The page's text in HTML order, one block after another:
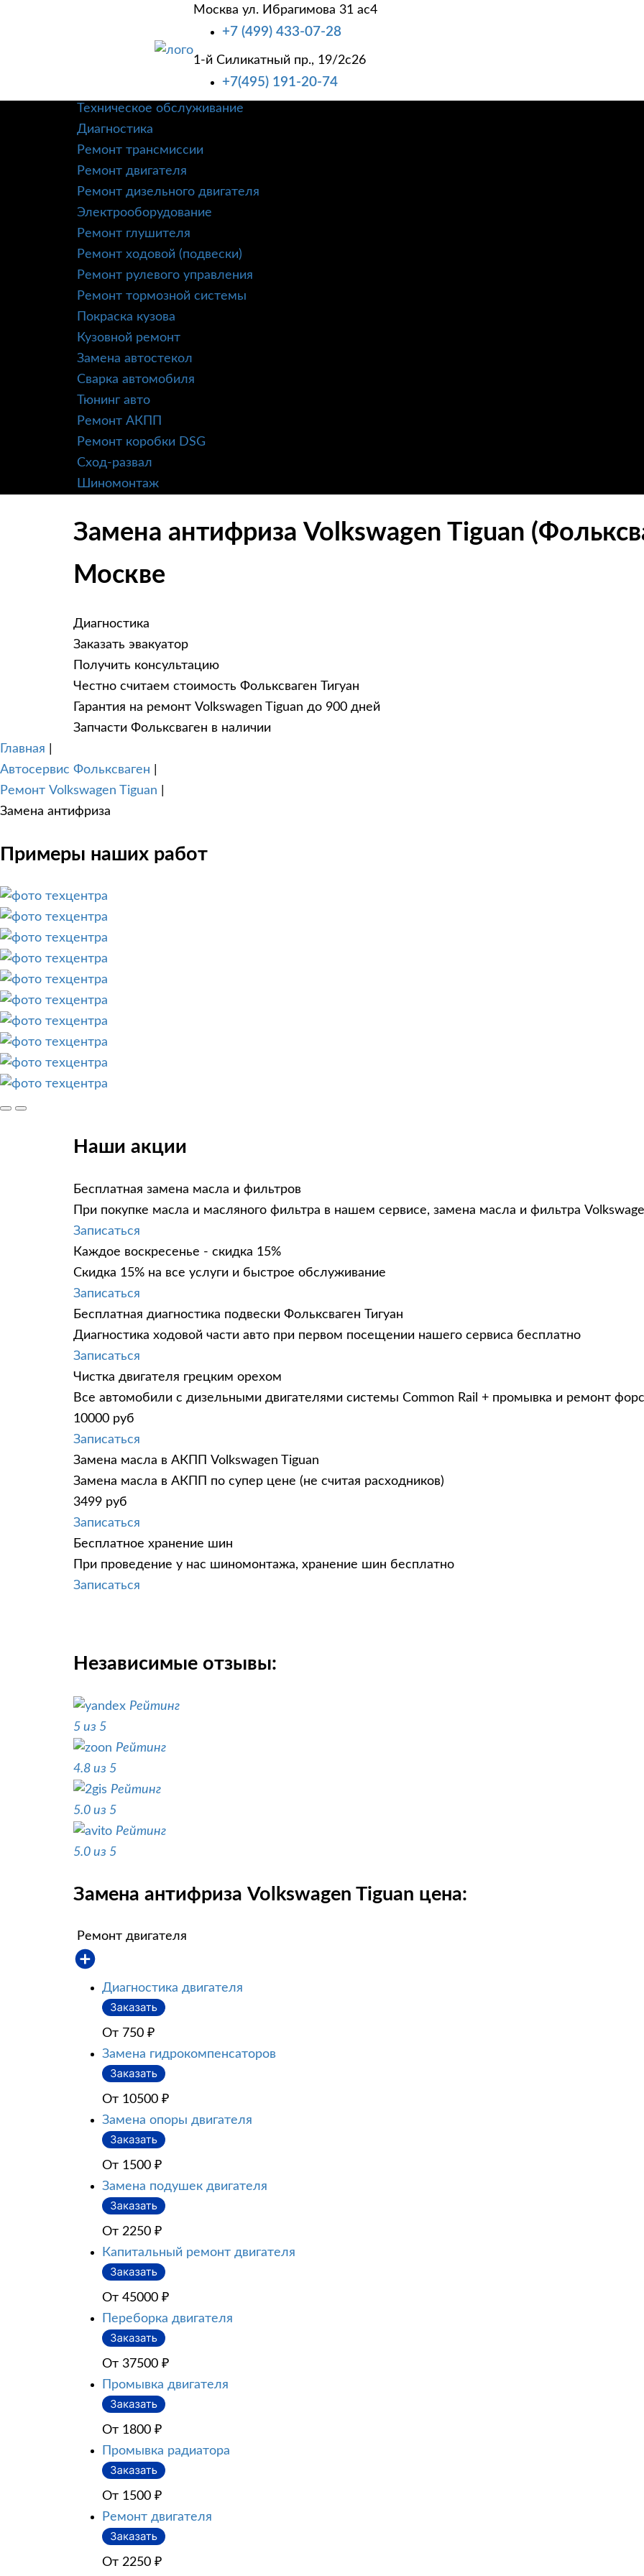
Москва ул. Ибрагимова 31 ас4
+7 (499) 433-07-28
1-й Силикатный пр., 19/2с26
+7(495) 191-20-74
КОРПОРАТИВНЫМ КЛИЕНТАМ
Техническое обслуживание
Диагностика
Ремонт трансмиссии
Ремонт двигателя
Ремонт дизельного двигателя
Электрооборудование
Ремонт глушителя
Ремонт ходовой (подвески)
Ремонт рулевого управления
Ремонт тормозной системы
Покраска кузова
Кузовной ремонт
Замена автостекол
Сварка автомобиля
Тюнинг авто
Ремонт АКПП
Ремонт коробки DSG
Сход-развал
Шиномонтаж
Замена антифриза Volkswagen Tiguan
Москве
Диагностика
Заказать эвакуатор
Получить консультацию
Честно считаем стоимость Фольксваген Тигуан
Гарантия на ремонт Volkswagen Tiguan до 900 дней
Запчасти Фольксваген в наличии
Главная
Автосервис Фольксваген
Ремонт Volkswagen Tiguan
Замена антифриза
Примеры наших работ
Наши акции
Бесплатная замена масла и фильтров
При покупке масла и масляного фильтра в нашем сервисе, замена масла и фильтра
Записаться
Каждое воскресенье - скидка 15%
Скидка 15% на все услуги и быстрое обслуживание
Записаться
Бесплатная диагностика подвески Фольксваген Тигуан
Диагностика ходовой части авто при первом посещении нашего сервиса бесплатно
Записаться
Чистка двигателя грецким орехом
Все автомобили c дизельными двигателями системы Common Rail + промывка и ремонт
10000 руб
Записаться
Замена масла в АКПП Volkswagen Tiguan
Замена масла в АКПП по супер цене (не считая расходников)
3499 руб
Записаться
Бесплатное хранение шин
При проведение у нас шиномонтажа, хранение шин бесплатно
Записаться
Независимые отзывы:
Рейтинг
5 из 5
Рейтинг
4.8 из 5
Рейтинг
5.0 из 5
Рейтинг
5.0 из 5
Замена антифриза Volkswagen Tiguan цена:
Ремонт двигателя
Диагностика двигателя
От 750 ₽
Замена гидрокомпенсаторов
От 10500 ₽
Замена опоры двигателя
От 1500 ₽
Замена подушек двигателя
От 2250 ₽
Капитальный ремонт двигателя
От 45000 ₽
Переборка двигателя
От 37500 ₽
Промывка двигателя
От 1800 ₽
Промывка радиатора
От 1500 ₽
Ремонт двигателя
От 2250 ₽